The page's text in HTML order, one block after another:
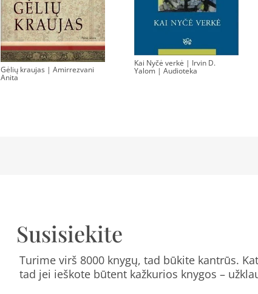
Gėlių kraujas | Amirrezvani
Anita
Kai Nyčė verkė | Irvin D.
Yalom | Audioteka
Susisiekite
Turime virš 8000 knygų, tad būkite kantrūs.
tad jei ieškote būtent kažkurios knygos –